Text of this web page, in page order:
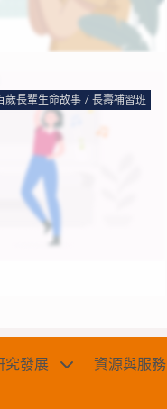
歲長輩生命故事 / 長壽補習班
究發展 資源與服務